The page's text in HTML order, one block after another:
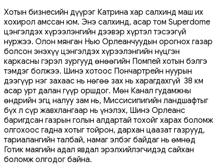
Хотын бизнесийн дүүрэг Катрина хар салхинд маш их
хохирол амссан юм. Энэ салхинд, асар том Superdome
цэнгэлдэх хүрээлэнгийн дээвэр хүртэл тэсээгүй
нуржээ. Олон мянган Нью Орлеанчуудын орогнох газар
болсон энэхүү цэнгэлдэх хүрээлэнгийн нүцгэн
каркасны гэрэл зургууд өнөөгийн Помпей хотын бэлгэ
тэмдэг болжээ. Шинэ хотоос Пончартрейн нуурын
дээгүүр нэг захаас нь нөгөө зах нь харагдахгүй 38 км
асар урт далан гүүр оршдог. Мөн Канал гудамжны
өндрийн эгц налуу зам нь, Миссисипигийн ландшафтыг
бүх л сүр жавхлангаар нь үнэлэх, Шинэ Орлеанс
баригдсан газрын голын алдартай тохойг харах боломж
олгохоос гадна хотыг тойрон, дархан цаазат газрууд,
тариалангийн талбай, намаг элбэг байдаг нь өмнөд
Готик маягийн адал явдал эрэлхийлэгчидэд сайхан
боломж олгодог байна.